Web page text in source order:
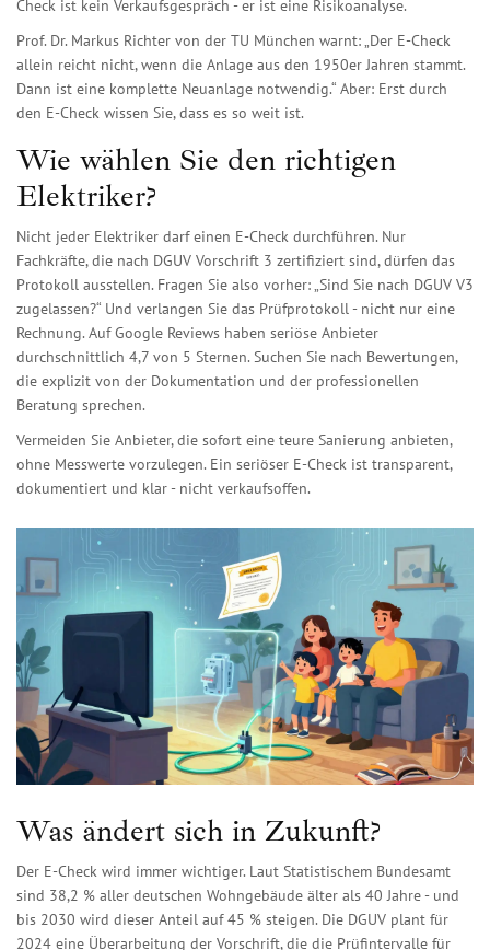
Check ist kein Verkaufsgespräch - er ist eine Risikoanalyse.
Prof. Dr. Markus Richter von der TU München warnt: „Der E-Check
allein reicht nicht, wenn die Anlage aus den 1950er Jahren stammt.
Dann ist eine komplette Neuanlage notwendig.“ Aber: Erst durch
den E-Check wissen Sie, dass es so weit ist.
Wie wählen Sie den richtigen
Elektriker?
Nicht jeder Elektriker darf einen E-Check durchführen. Nur
Fachkräfte, die nach DGUV Vorschrift 3 zertifiziert sind, dürfen das
Protokoll ausstellen. Fragen Sie also vorher: „Sind Sie nach DGUV V3
zugelassen?“ Und verlangen Sie das Prüfprotokoll - nicht nur eine
Rechnung. Auf Google Reviews haben seriöse Anbieter
durchschnittlich 4,7 von 5 Sternen. Suchen Sie nach Bewertungen,
die explizit von der Dokumentation und der professionellen
Beratung sprechen.
Vermeiden Sie Anbieter, die sofort eine teure Sanierung anbieten,
ohne Messwerte vorzulegen. Ein seriöser E-Check ist transparent,
dokumentiert und klar - nicht verkaufsoffen.
Was ändert sich in Zukunft?
Der E-Check wird immer wichtiger. Laut Statistischem Bundesamt
sind 38,2 % aller deutschen Wohngebäude älter als 40 Jahre - und
bis 2030 wird dieser Anteil auf 45 % steigen. Die DGUV plant für
2024 eine Überarbeitung der Vorschrift, die die Prüfintervalle für